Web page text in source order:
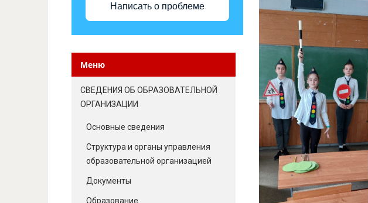
Написать о проблеме
Меню
СВЕДЕНИЯ ОБ ОБРАЗОВАТЕЛЬНОЙ
ОРГАНИЗАЦИИ
Основные сведения
Структура и органы управления
образовательной организацией
Документы
Образование